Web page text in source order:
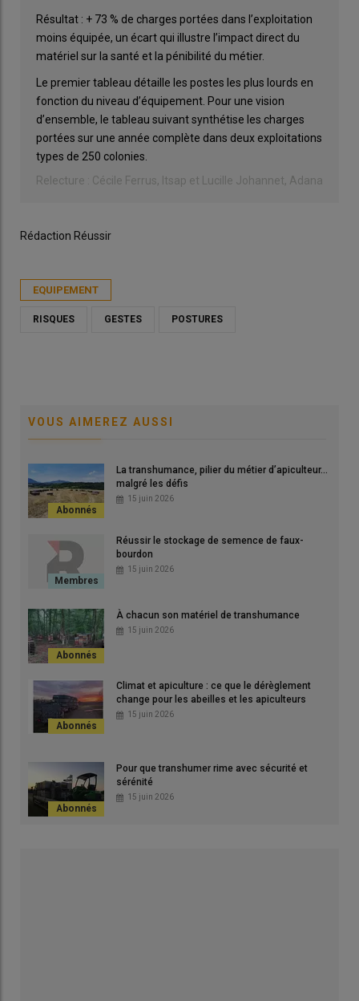
Résultat : + 73 % de charges portées dans l’exploitation
moins équipée, un écart qui illustre l’impact direct du
matériel sur la santé et la pénibilité du métier.
Le premier tableau détaille les postes les plus lourds en
fonction du niveau d’équipement. Pour une vision
d’ensemble, le tableau suivant synthétise les charges
portées sur une année complète dans deux exploitations
types de 250 colonies.
Relecture : Cécile Ferrus, Itsap et Lucille Johannet, Adana
Rédaction Réussir
EQUIPEMENT
RISQUES GESTES POSTURES
VOUS AIMEREZ AUSSI
La transhumance, pilier du métier d’apiculteur…
malgré les défis
15 juin 2026
Réussir le stockage de semence de faux-
bourdon
15 juin 2026
À chacun son matériel de transhumance
15 juin 2026
Climat et apiculture : ce que le dérèglement
change pour les abeilles et les apiculteurs
15 juin 2026
Pour que transhumer rime avec sécurité et
sérénité
15 juin 2026